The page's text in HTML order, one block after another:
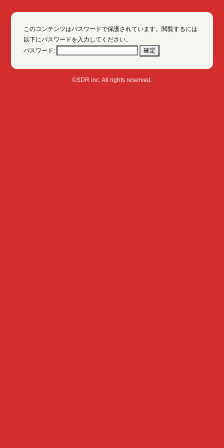
このコンテンツはパスワードで保護されています。閲覧するには
以下にパスワードを入力してください。
パスワード:
©SDR inc. All rights reserved.